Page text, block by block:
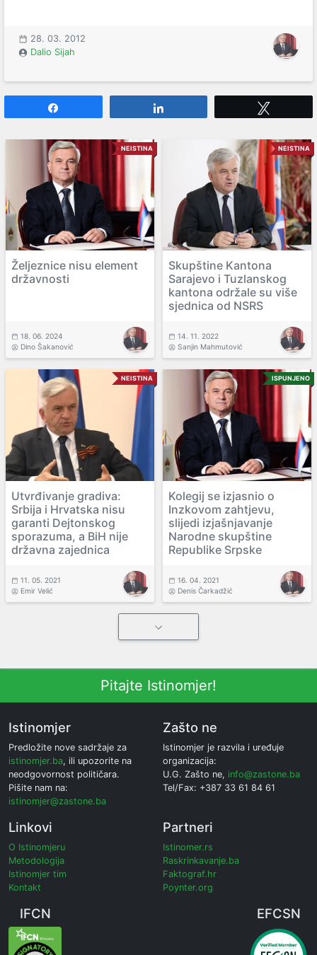
28. 03. 2012
Dalio Sijah
NEISTINA
Željeznice nisu element
državnosti
18. 06. 2024
Dino Šakanović
NEISTINA
Skupštine Kantona
Sarajevo i Tuzlanskog
kantona održale su više
sjednica od NSRS
14. 11. 2022
Sanjin Mahmutović
NEISTINA
Utvrđivanje gradiva:
Srbija i Hrvatska nisu
garanti Dejtonskog
sporazuma, a BiH nije
državna zajednica
11. 05. 2021
Emir Velić
ISPUNJENO
Kolegij se izjasnio o
Inzkovom zahtjevu,
slijedi izjašnjavanje
Narodne skupštine
Republike Srpske
16. 04. 2021
Denis Čarkadžić
Pitajte Istinomjer!
Istinomjer
Predložite nove sadržaje za
istinomjer.ba, ili upozorite na
neodgovornost političara.
Pišite nam na:
istinomjer@zastone.ba
Zašto ne
Istinomjer je razvila i uređuje
organizacija:
U.G. Zašto ne, info@zastone.ba
Tel/Fax: +387 33 61 84 61
Linkovi
O Istinomjeru
Metodologija
Istinomjer tim
Kontakt
Partneri
Istinomer.rs
Raskrinkavanje.ba
Faktograf.hr
Poynter.org
IFCN EFCSN